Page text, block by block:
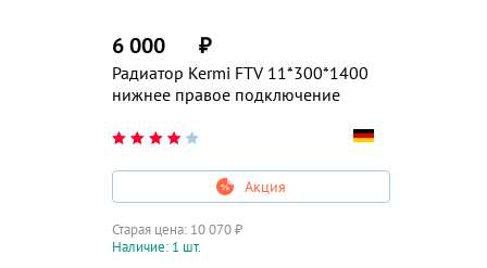
Радиатор Kermi FTV 11*300*1400
нижнее правое подключение
6 000 ₽
Акция
Старая цена: 10 070₽
Наличие: 1 шт.